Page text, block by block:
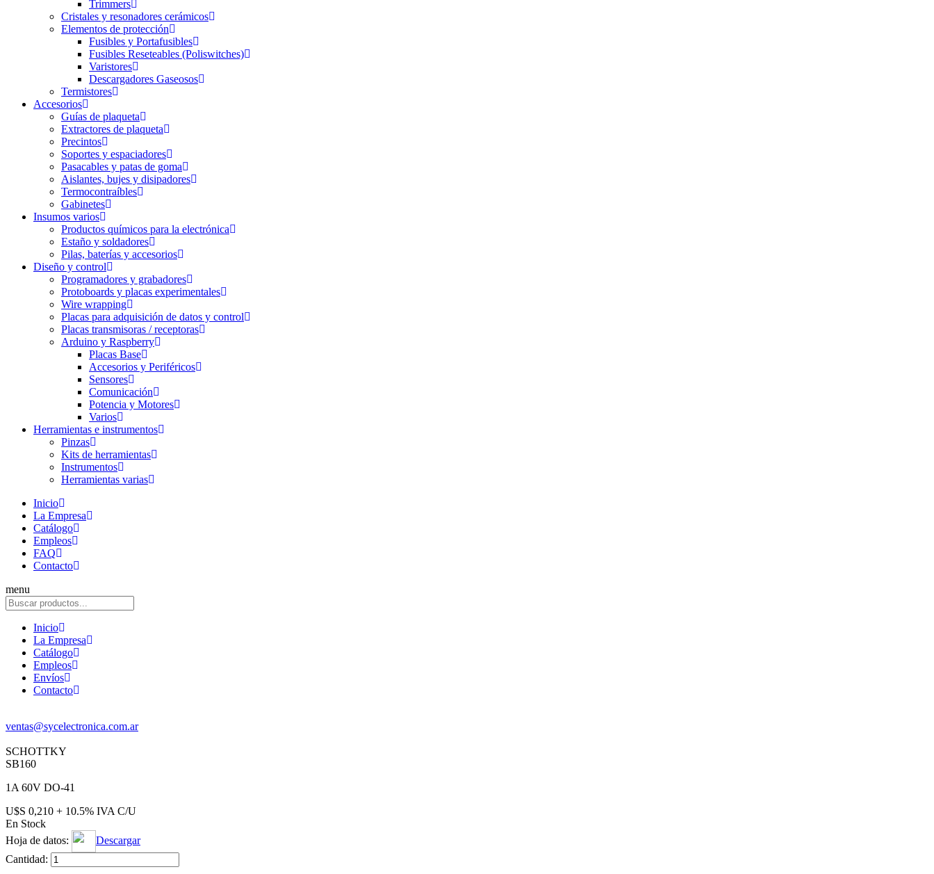
Trimmers
Cristales y resonadores cerámicos
Elementos de protección
Fusibles y Portafusibles
Fusibles Reseteables (Poliswitches)
Varistores
Descargadores Gaseosos
Termistores
Accesorios
Guías de plaqueta
Extractores de plaqueta
Precintos
Soportes y espaciadores
Pasacables y patas de goma
Aislantes, bujes y disipadores
Termocontraíbles
Gabinetes
Insumos varios
Productos químicos para la electrónica
Estaño y soldadores
Pilas, baterías y accesorios
Diseño y control
Programadores y grabadores
Protoboards y placas experimentales
Wire wrapping
Placas para adquisición de datos y control
Placas transmisoras / receptoras
Arduino y Raspberry
Placas Base
Accesorios y Periféricos
Sensores
Comunicación
Potencia y Motores
Varios
Herramientas e instrumentos
Pinzas
Kits de herramientas
Instrumentos
Herramientas varias
Inicio
La Empresa
Catálogo
Empleos
FAQ
Contacto
menu
Inicio
La Empresa
Catálogo
Empleos
Envíos
Contacto
ventas@sycelectronica.com.ar
SCHOTTKY
SB160
1A 60V DO-41
U$S 0,210 + 10.5% IVA C/U
En Stock
Hoja de datos:
Descargar
Cantidad: